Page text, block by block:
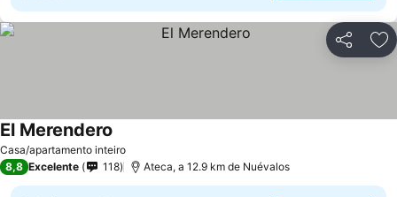
Partilhar
Casa/apartamento inteiro
El Merendero
8,8 Excelente 118 Ateca, a 12.9 km de Nuévalos